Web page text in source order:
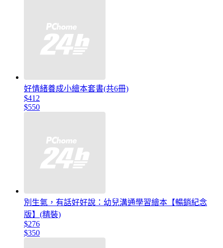
好情緒養成小繪本套書(共6冊)
$412
$550
別生氣，有話好好說：幼兒溝通學習繪本【暢銷紀念
版】(精裝)
$276
$350